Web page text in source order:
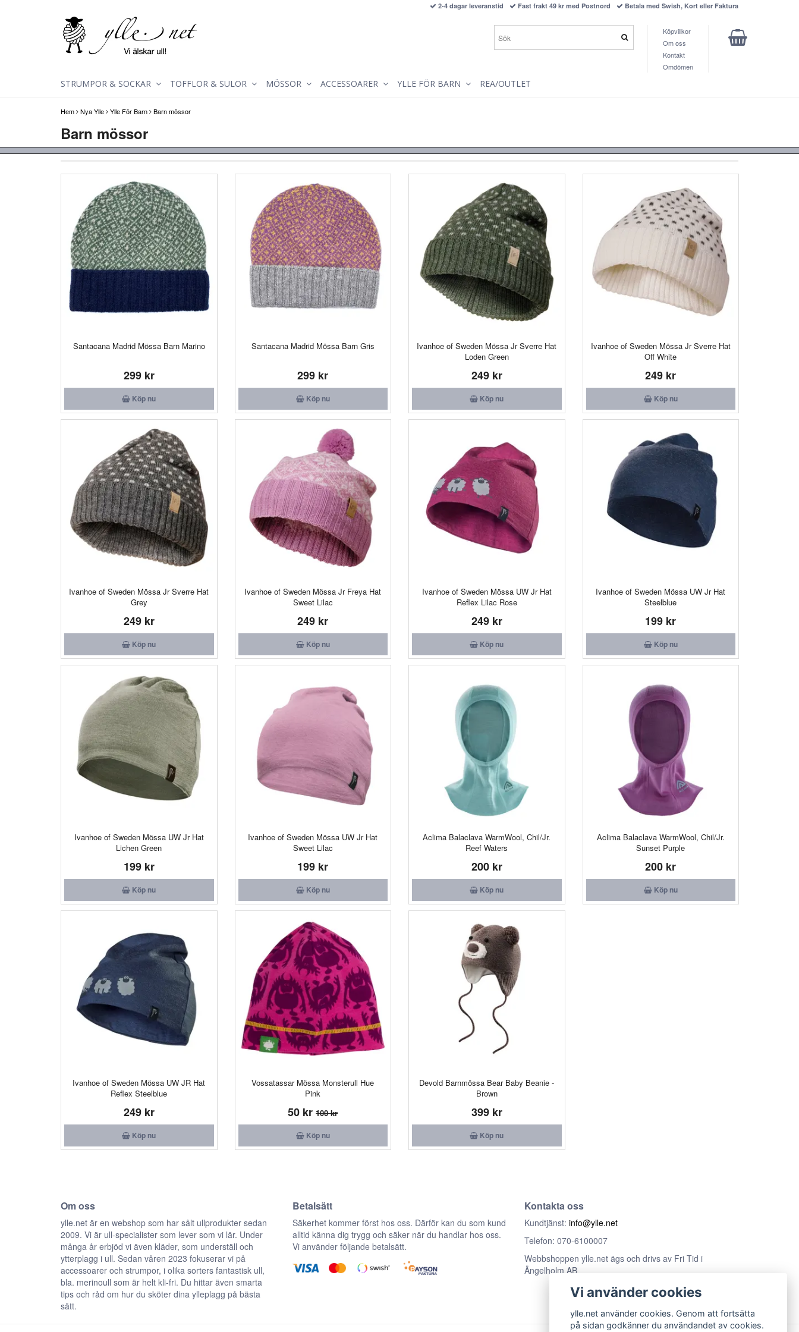
Hem Nya Ylle Ylle För Barn Barn mössor
Barn mössor
Santacana Madrid Mössa Barn Marino
299 kr
Köp nu
Santacana Madrid Mössa Barn Gris
299 kr
Köp nu
Ivanhoe of Sweden Mössa Jr Sverre Hat
Loden Green
249 kr
Köp nu
Ivanhoe of Sweden Mössa Jr Sverre Hat
Off White
249 kr
Köp nu
Ivanhoe of Sweden Mössa Jr Sverre Hat
Grey
249 kr
Köp nu
Ivanhoe of Sweden Mössa Jr Freya Hat
Sweet Lilac
249 kr
Köp nu
Ivanhoe of Sweden Mössa UW Jr Hat
Reflex Lilac Rose
249 kr
Köp nu
Ivanhoe of Sweden Mössa UW Jr Hat
Steelblue
199 kr
Köp nu
Ivanhoe of Sweden Mössa UW Jr Hat
Lichen Green
199 kr
Köp nu
Ivanhoe of Sweden Mössa UW Jr Hat
Sweet Lilac
199 kr
Köp nu
Aclima Balaclava WarmWool, Chil/Jr.
Reef Waters
200 kr
Köp nu
Aclima Balaclava WarmWool, Chil/Jr.
Sunset Purple
200 kr
Köp nu
Ivanhoe of Sweden Mössa UW JR Hat
Reflex Steelblue
249 kr
Köp nu
Vossatassar Mössa Monsterull Hue
Pink
50 kr100 kr
Köp nu
Devold Barnmössa Bear Baby Beanie -
Brown
399 kr
Köp nu
Om oss
ylle.net är en webshop som har sålt ullprodukter sedan
2009. Vi är ull-specialister som lever som vi lär. Under
många år erbjöd vi även kläder, som underställ och
ytterplagg i ull. Sedan våren 2023 fokuserar vi på
accessoarer och strumpor, i olika sorters fantastisk ull,
bla. merinoull som är helt kli-fri. Du hittar även smarta
tips och råd om hur du sköter dina ylleplagg på bästa
sätt.
Betalsätt
Säkerhet kommer först hos oss. Därför kan du som kund
alltid känna dig trygg och säker när du handlar hos oss.
Vi använder följande betalsätt.
Kontakta oss
Kundtjänst: info@ylle.net
Telefon: 070-6100007
Webbshoppen ylle.net ägs och drivs av Fri Tid i
Ängelholm AB
Vi använder cookies
ylle.net använder cookies. Genom att fortsätta
på sidan godkänner du användandet av cookies.
2-4 dagar leveranstid Fast frakt 49 kr med Postnord Betala med Swish, Kort eller Faktura
Köpvillkor
Om oss
Kontakt
Omdömen
STRUMPOR & SOCKAR TOFFLOR & SULOR MÖSSOR ACCESSOARER YLLE FÖR BARN REA/OUTLET